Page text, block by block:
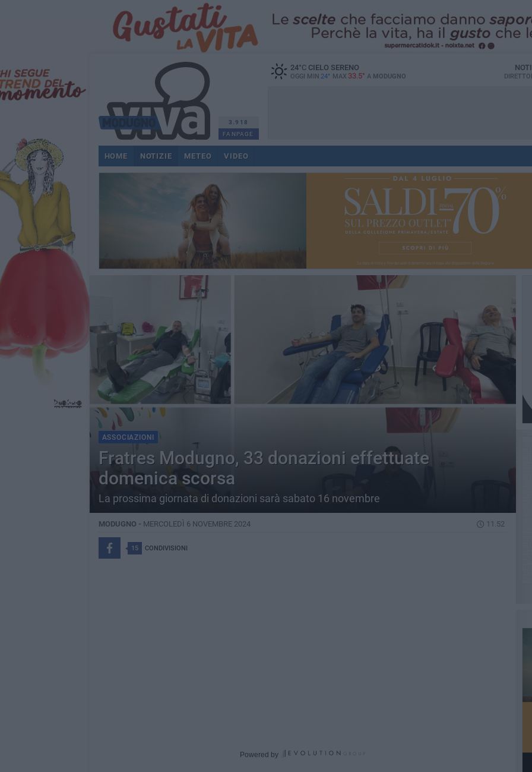
3.918
FANPAGE
24°CCIELO SERENO
OGGI MIN 24° MAX 33.5° A MODUGNO
HOME NOTIZIE METEO VIDEO
ASSOCIAZIONI
Fratres Modugno, 33 donazioni effettuate
domenica scorsa
La prossima giornata di donazioni sarà sabato 16 novembre
MODUGNO - MERCOLEDÌ 6 NOVEMBRE 2024 11.52
15 CONDIVISIONI
Powered by